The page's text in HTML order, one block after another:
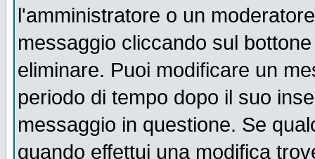
l'amministratore o un
messaggio cliccando sul
eliminare. Puoi modificare un
periodo di tempo dopo il suo
messaggio in questione. Se
quando effettui una modifica